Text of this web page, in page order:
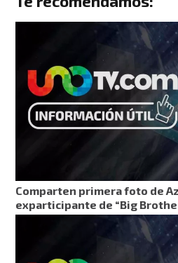
Comparten primera foto de
exparticipante de “Big